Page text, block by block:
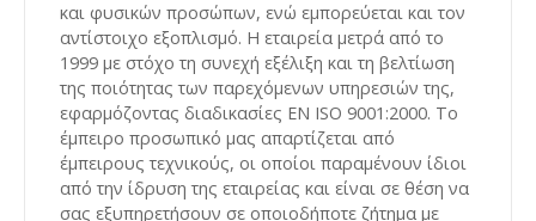
και φυσικών προσώπων, ενώ εμπορεύεται και τον
αντίστοιχο εξοπλισμό. Η εταιρεία μετρά από το
1999 με στόχο τη συνεχή εξέλιξη και τη βελτίωση
της ποιότητας των παρεχόμενων υπηρεσιών της,
εφαρμόζοντας διαδικασίες ΕΝ ISO 9001:2000. Το
έμπειρο προσωπικό μας απαρτίζεται από
έμπειρους τεχνικούς, οι οποίοι παραμένουν ίδιοι
από την ίδρυση της εταιρείας και είναι σε θέση να
σας εξυπηρετήσουν σε οποιοδήποτε ζήτημα με